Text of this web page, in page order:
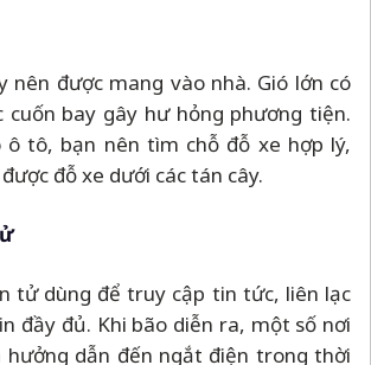
nên được mang vào nhà. Gió lớn có
cuốn bay gây hư hỏng phương tiện.
ô tô, bạn nên tìm chỗ đỗ xe hợp lý,
đỗ xe dưới các tán cây.
tử dùng để truy cập tin tức, liên lạc
đầy đủ. Khi bão diễn ra, một số nơi
hưởng dẫn đến ngắt điện trong thời